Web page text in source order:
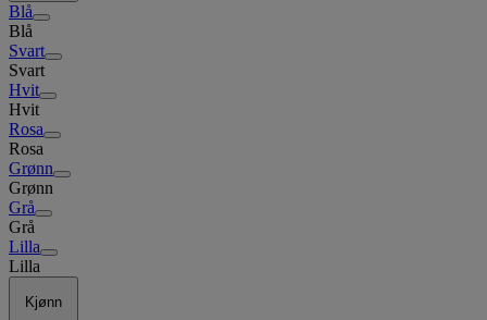
Blå
Blå
Svart
Svart
Hvit
Hvit
Rosa
Rosa
Grønn
Grønn
Grå
Grå
Lilla
Lilla
Kjønn